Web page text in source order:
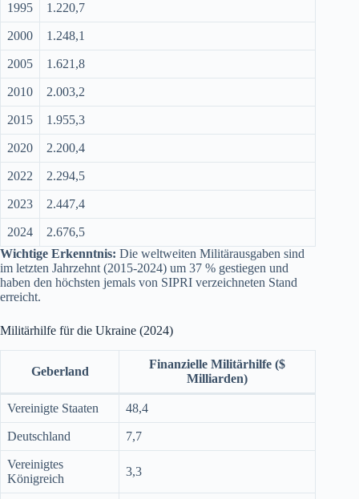
1995 1.220,7
2000 1.248,1
2005 1.621,8
2010 2.003,2
2015 1.955,3
2020 2.200,4
2022 2.294,5
2023 2.447,4
2024
2.676,5
Wichtige Erkenntnis: Die weltweiten Militärausgaben sind
im letzten Jahrzehnt (2015-2024) um 37 % gestiegen und
haben den höchsten jemals von SIPRI verzeichneten Stand
erreicht.
Militärhilfe für die Ukraine (2024)
Geberland
Finanzielle Militärhilfe ($
Milliarden)
Vereinigte Staaten 48,4
Deutschland 7,7
Vereinigtes
Königreich
3,3